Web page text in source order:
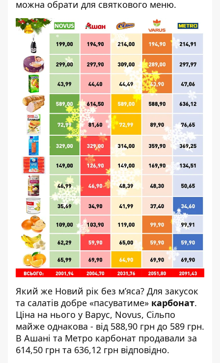
можна обрати для святкового меню.
Який же Новий рік без м’яса? Для закусок
та салатів добре «пасуватиме» карбонат.
Ціна на нього у Варус, Novus, Сільпо
майже однакова - від 588,90 грн до 589 грн.
В Ашані та Метро карбонат продавали за
614,50 грн та 636,12 грн відповідно.